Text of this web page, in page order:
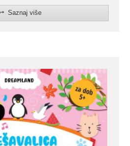
Saznaj više